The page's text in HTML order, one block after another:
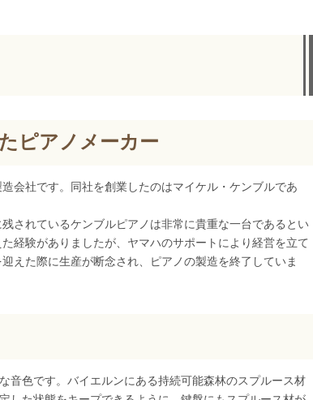
ピアノメーカー
会社です。同社を創業したのはマイケル・ケンブルであ
されているケンブルピアノは非常に貴重な一台であるとい
経験がありましたが、ヤマハのサポートにより経営を立て
えた際に生産が断念され、ピアノの製造を終了していま
音色です。バイエルンにある持続可能森林のスプルース材